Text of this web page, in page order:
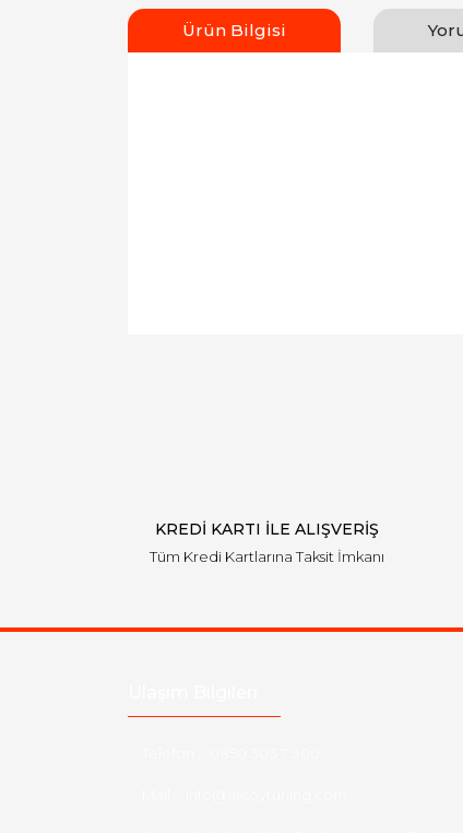
Ürün Bilgisi
KREDİ KARTI İLE ALIŞVERİŞ
Tüm Kredi Kartlarına Taksit İmkanı